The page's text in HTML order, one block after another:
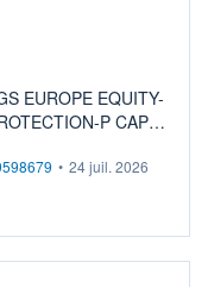
EUROPE EQUITY-
P CAP
...
• 24 juil. 2026